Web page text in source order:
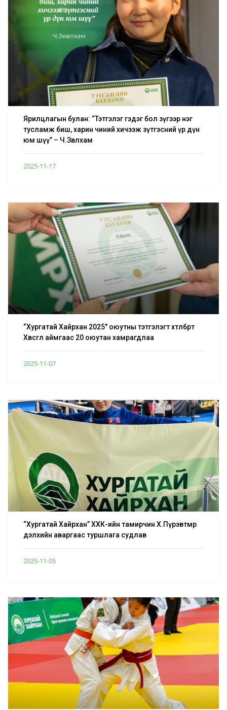
Ярилцлагын булан: “Тэтгэлэг гэдэг бол зүгээр нэг
тусламж биш, харин чиний хичээж зүтгэсний үр дүн
юм шүү” – Ч.Зөвлхам
2025-11-17
“Хургатай Хайрхан 2025″ оюутны тэтгэлэгт хөтөлбөрт
Хөвсгөл аймгаас 20 оюутан хамрагдлаа
2025-11-07
“Хургатай Хайрхан” ХХК-ийн тамирчин Х.Пүрэвтөмөр
дэлхийн аваргаас туршлага судлав
2025-11-05